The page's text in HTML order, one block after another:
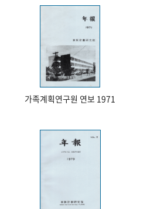
가족계획연구원 연보 1971